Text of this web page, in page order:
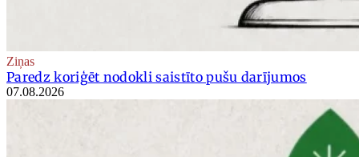
Ziņas
Paredz koriģēt nodokli saistīto pušu darījumos
07.08.2026